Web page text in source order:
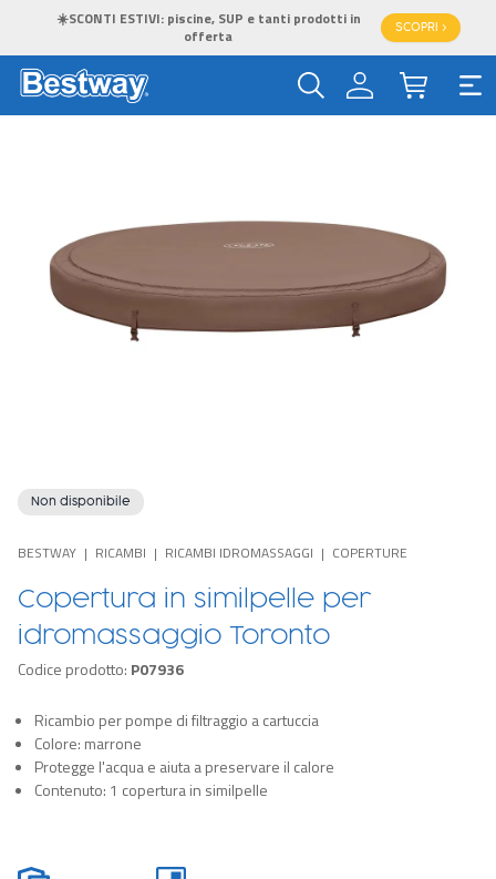
☀️SCONTI ESTIVI: piscine, SUP e tanti prodotti in
offerta
SCOPRI >
Non disponibile
BESTWAY RICAMBI RICAMBI IDROMASSAGGI COPERTURE
Copertura in similpelle per
idromassaggio Toronto
Codice prodotto: P07936
Ricambio per pompe di filtraggio a cartuccia
Colore: marrone
Protegge l'acqua e aiuta a preservare il calore
Contenuto: 1 copertura in similpelle